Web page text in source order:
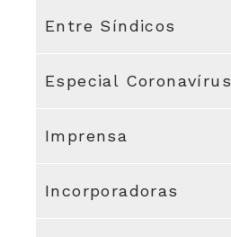
Entre Síndicos
Especial Coronavírus
Imprensa
Incorporadoras